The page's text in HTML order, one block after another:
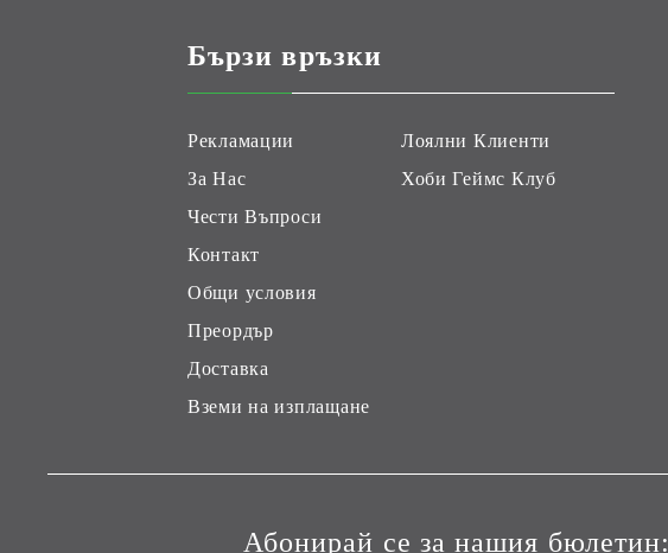
Бързи връзки
Рекламации
За Нас
Чести Въпроси
Контакт
Общи условия
Преордър
Доставка
Вземи на изплащане
Лоялни Клиенти
Хоби Геймс Клуб
Абонирай се за нашия бюлетин: